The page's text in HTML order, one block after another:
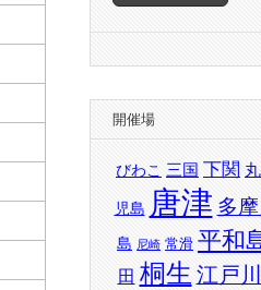
開催場
びわこ 三国 下関
児島 唐津 多摩
島 尼崎 常滑 平和
田 桐生 江戸川